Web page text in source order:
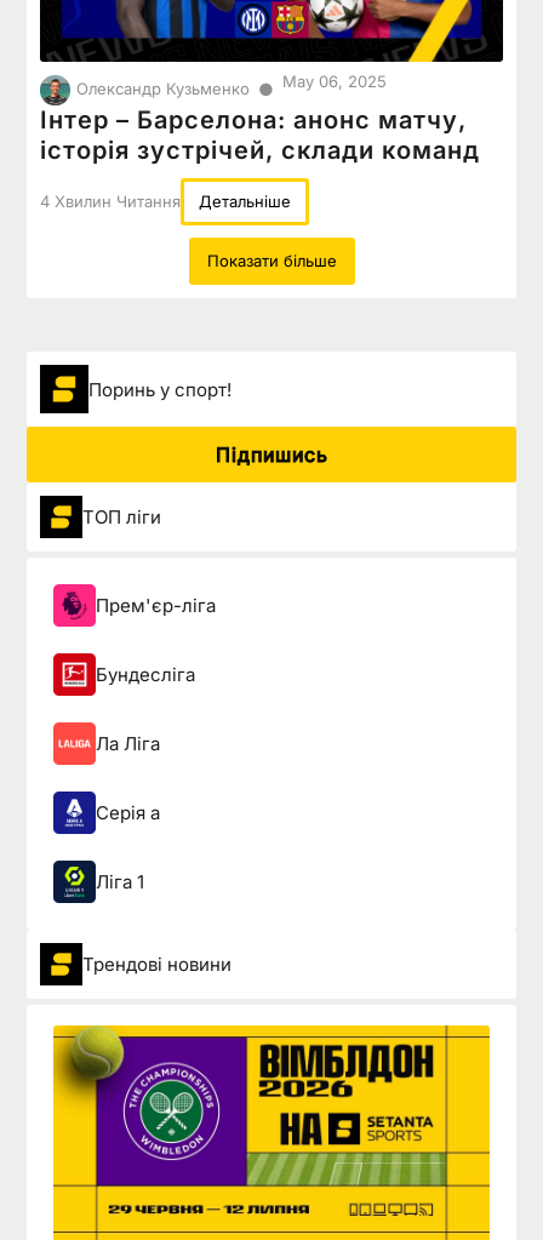
Олександр Кузьменко ● May 06, 2025
Інтер – Барселона: анонс матчу,
історія зустрічей, склади команд
4 Хвилин Читання Детальніше
Показати більше
Поринь у спорт!
Підпишись
ТОП ліги
Прем'єр-ліга
Бундесліга
Ла Ліга
Серія а
Ліга 1
Трендові новини